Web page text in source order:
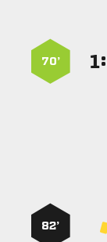
:
70’
82’